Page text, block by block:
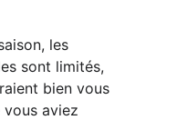
les
sont limités,
bien vous
aviez